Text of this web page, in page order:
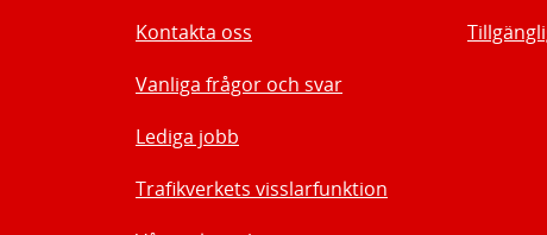
Kontakta oss
Vanliga frågor och svar
Lediga jobb
Trafikverkets visslarfunktion